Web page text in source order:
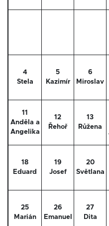
4
Stela
5
Kazimír
6
Miroslav
11
Anděla a
Angelika
12
Řehoř
13
Růžena
18
Eduard
19
Josef
20
Světlana
25
Marián
26
Emanuel
27
Dita